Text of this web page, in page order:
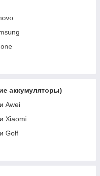
аккумуляторы)
Awei
Xiaomi
Golf
Remax